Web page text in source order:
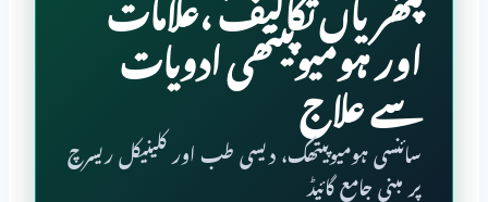
اور ہومیوپیتھی ادویات
سے علاج
سائنسی ہومیوپیتھک، دیسی طب اور کلینیکل ریسرچ
پر مبنی جامع گائیڈ